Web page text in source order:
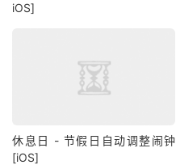
iOS]
休息日 - 节假日自动调整闹钟
[iOS]